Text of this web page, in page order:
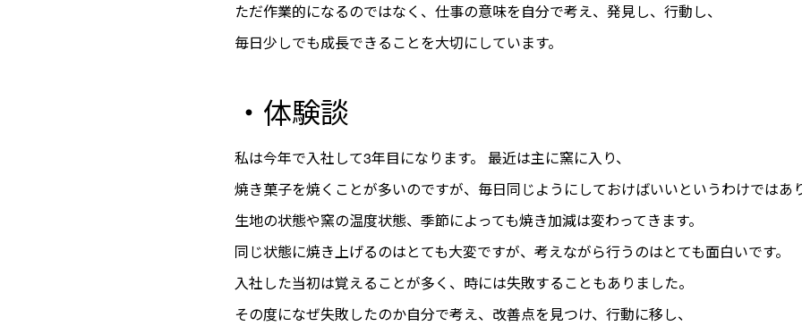
ただ作業的になるのではなく、仕事の意味を自分で考え、発見し、行動し、
毎日少しでも成長できることを大切にしています。
・体験談
私は今年で入社して3年目になります。 最近は主に窯に入り、
焼き菓子を焼くことが多いのですが、毎日同じようにしておけばいいというわけではあ
生地の状態や窯の温度状態、季節によっても焼き加減は変わってきます。
同じ状態に焼き上げるのはとても大変ですが、考えながら行うのはとても面白いです。
入社した当初は覚えることが多く、時には失敗することもありました。
その度になぜ失敗したのか自分で考え、改善点を見つけ、行動に移し、